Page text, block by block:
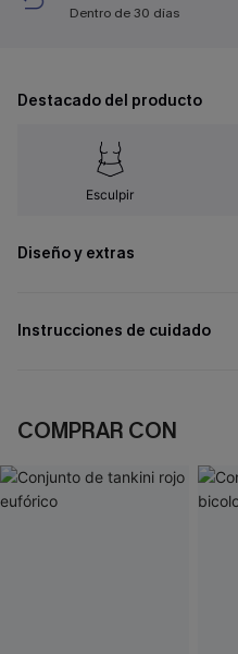
Dentro de 30 días
Destacado del producto
Esculpir
Diseño y extras
Instrucciones de cuidado
COMPRAR CON